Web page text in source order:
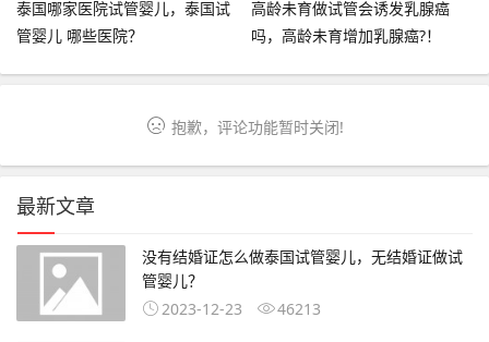
泰国哪家医院试管婴儿，泰国试
管婴儿 哪些医院？
高龄未育做试管会诱发乳腺癌
吗，高龄未育增加乳腺癌?！
抱歉，评论功能暂时关闭!
最新文章
没有结婚证怎么做泰国试管婴儿，无结婚证做试
管婴儿？
2023-12-23
46213